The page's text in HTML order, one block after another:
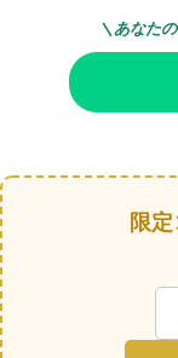
＼ あなた
限